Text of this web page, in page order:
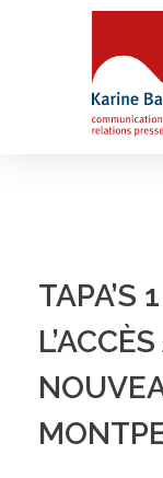
TAPA’S